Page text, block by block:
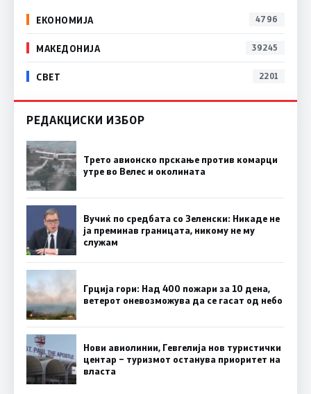
ЕКОНОМИЈА 4796
МАКЕДОНИЈА 39245
СВЕТ 2201
РЕДАКЦИСКИ ИЗБОР
Трето авионско прскање против комарци
утре во Велес и околината
Вучиќ по средбата со Зеленски: Никаде не
ја преминав границата, никому не му
служам
Грција гори: Над 400 пожари за 10 дена,
ветерот оневозможува да се гасат од небо
Нови авиолинии, Гевгелија нов туристички
центар – туризмот останува приоритет на
власта